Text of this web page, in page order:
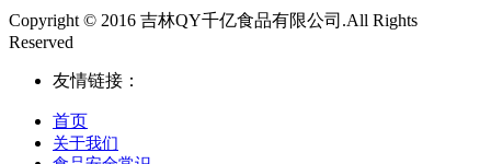
Copyright © 2016 吉林QY千亿食品有限公司.All Rights
Reserved
友情链接：
首页
关于我们